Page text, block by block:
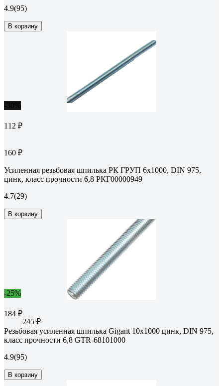
4.9(95)
В корзину
112 ₽
160 ₽
Усиленная резьбовая шпилька РК ГРУП 6x1000, DIN 975,
цинк, класс прочности 6,8 РКГ00000949
4.7(29)
В корзину
-25%
184 ₽
245 ₽
Резьбовая усиленная шпилька Gigant 10x1000 цинк, DIN 975,
класс прочности 6,8 GTR-68101000
4.9(95)
В корзину